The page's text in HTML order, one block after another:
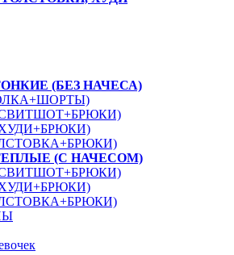
(БЕЗ НАЧЕСА)
(СВИТШОТ+БРЮКИ)
(С НАЧЕСОМ)
(СВИТШОТ+БРЮКИ)